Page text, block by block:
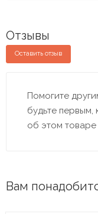
Отзывы
Оставить отзыв
Помогите
будьте первым,
об этом товаре
Вам